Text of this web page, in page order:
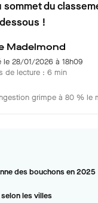
sommet du
!
Madelmond
le 28/01/2026 à 18h09
de lecture : 6 min
grimpe à 80 % le
des bouchons en 2025
les villes